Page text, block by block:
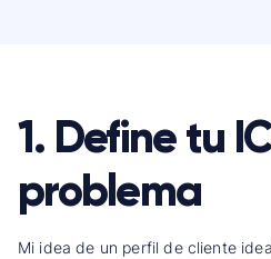
1. Define tu
problema
Mi idea de un perfil de cliente